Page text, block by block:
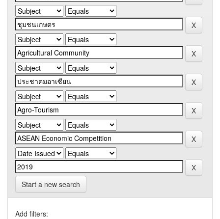
Start a new search
Add filters: